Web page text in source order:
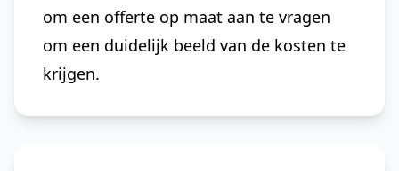
om een offerte op maat aan te vragen
om een duidelijk beeld van de kosten te
krijgen.